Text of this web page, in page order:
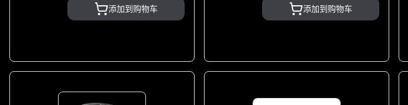
添加到购物车 添加到购物车